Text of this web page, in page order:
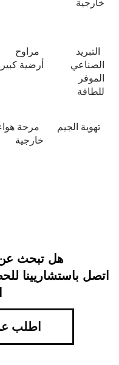
خارجية
التبريد
الصناعي
الموفر
للطاقة
مراوح
أرضية
تهوية الجيم
مرحة
خارجية
هل تبحث
اتصل باستشاريينا
اطلب